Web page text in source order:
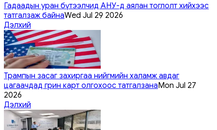
Гадаадын уран бүтээлчид АНУ-д аялан тоглолт хийхээс
татгалзаж байнаWed Jul 29 2026
Дэлхий
Трампын засаг захиргаа нийгмийн халамж авдаг
цагаачдад грин карт олгохоос татгалзанаMon Jul 27
2026
Дэлхий